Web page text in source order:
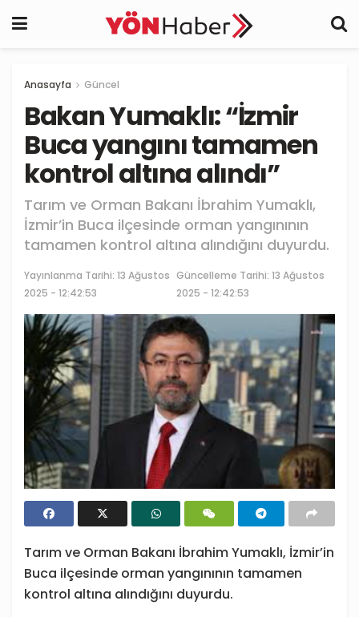
Anasayfa Güncel
Bakan Yumaklı: “İzmir
Buca yangını tamamen
kontrol altına alındı”
Tarım ve Orman Bakanı İbrahim Yumaklı,
İzmir’in Buca ilçesinde orman yangınının
tamamen kontrol altına alındığını duyurdu.
Yayınlanma Tarihi: 13 Ağustos
2025 - 12:42:53
Güncelleme Tarihi: 13 Ağustos
2025 - 12:42:53
Tarım ve Orman Bakanı İbrahim Yumaklı, İzmir’in
Buca ilçesinde orman yangınının tamamen
kontrol altına alındığını duyurdu.